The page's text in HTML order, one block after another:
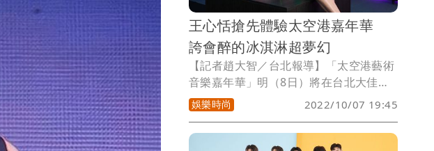
王心恬搶先體驗太空港嘉年華
誇會醉的冰淇淋超夢幻
【記者趙大智／台北報導】「太空港藝術
音樂嘉年華」明（8日）將在台北大佳河
濱公園登場，集結台、韓、美、荷蘭、以
色列等地超人氣歌手、 DJ，泫雅、Jay
Park 、原子少年逾 60 組藝人輪番上陣，
娛樂時尚 2022/10/07 19:45